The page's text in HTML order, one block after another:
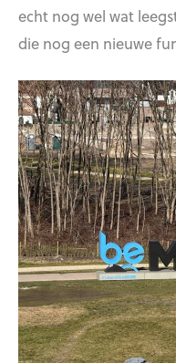
echt nog wel wat
die nog een nieuwe